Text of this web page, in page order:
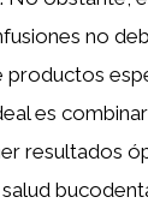
no
productos
es
resultados